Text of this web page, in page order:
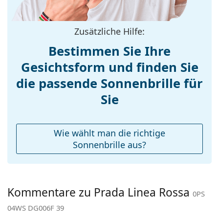
Bügellänge:
130 mm
Stegbreite:
17 mm
235 g
Nasenpads:
Nein
Federscharnier:
Nein
Reinigungstuch:
Ja
Marke:
Prada Linea Rossa
Verwendung:
Zusätzliche Hilfe:
Bestimmen Sie Ihre
Gesichtsform und finden Sie
die passende Sonnenbrille für
Sie
Wie wählt man die richtige
Sonnenbrille aus?
Kommentare zu Prada Linea Rossa 0PS
04WS DG006F 39